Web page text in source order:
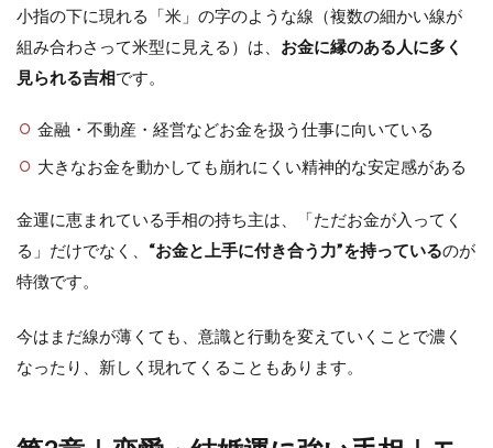
小指の下に現れる「米」の字のような線（複数の細かい線が
組み合わさって米型に見える）は、 お金に縁のある人に多く
見られる吉相です。
金融・不動産・経営などお金を扱う仕事に向いている
大きなお金を動かしても崩れにくい精神的な安定感がある
金運に恵まれている手相の持ち主は、「ただお金が入ってく
る」だけでなく、 “お金と上手に付き合う力”を持っているのが
特徴です。
今はまだ線が薄くても、意識と行動を変えていくことで濃く
なったり、新しく現れてくることもあります。